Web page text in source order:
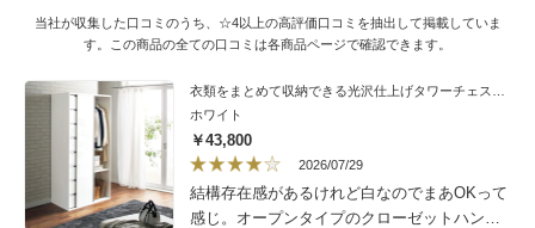
当社が収集した口コミのうち、☆4以上の高評価口コミを抽出して掲載していま
す。この商品の全ての口コミは各商品ページで確認できます。
ホワイト
￥43,800
2026/07/29
結構存在感があるけれど白なのでまあOKって
感じ。オープンタイプのクローゼットハン